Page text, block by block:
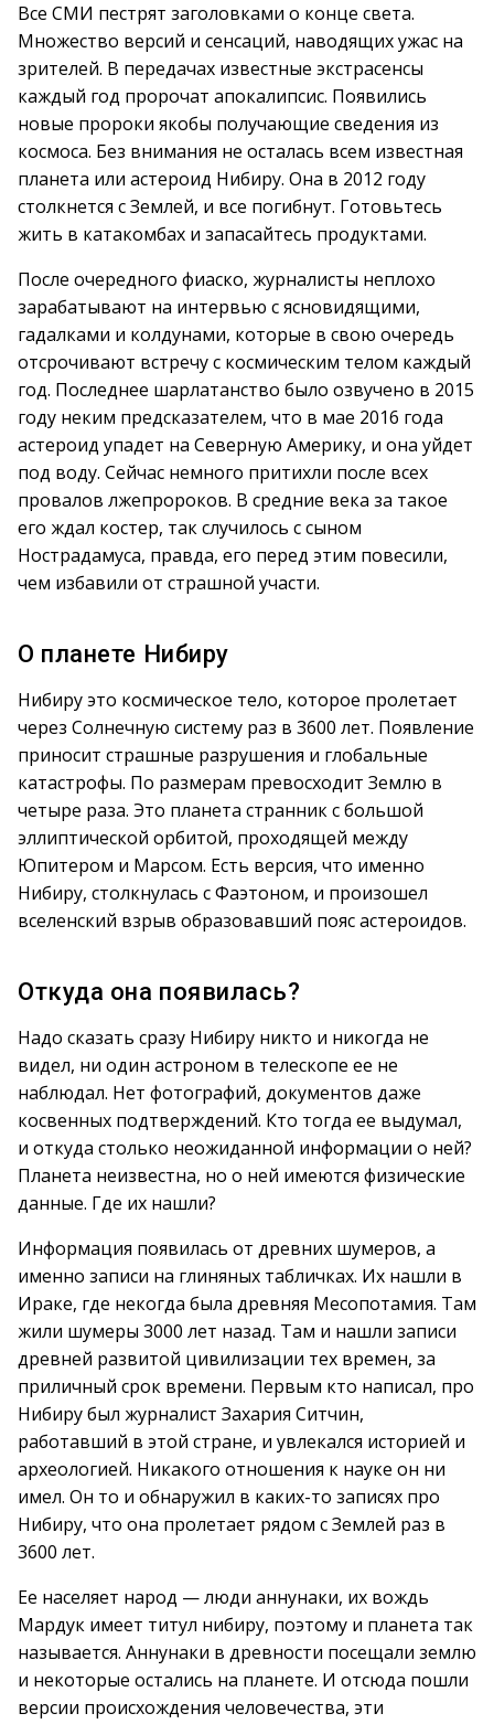
Все СМИ пестрят заголовками о конце света.
Множество версий и сенсаций, наводящих ужас на
зрителей. В передачах известные экстрасенсы
каждый год пророчат апокалипсис. Появились
новые пророки якобы получающие сведения из
космоса. Без внимания не осталась всем известная
планета или астероид Нибиру. Она в 2012 году
столкнется с Землей, и все погибнут. Готовьтесь
жить в катакомбах и запасайтесь продуктами.
После очередного фиаско, журналисты неплохо
зарабатывают на интервью с ясновидящими,
гадалками и колдунами, которые в свою очередь
отсрочивают встречу с космическим телом каждый
год. Последнее шарлатанство было озвучено в 2015
году неким предсказателем, что в мае 2016 года
астероид упадет на Северную Америку, и она уйдет
под воду. Сейчас немного притихли после всех
провалов лжепророков. В средние века за такое
его ждал костер, так случилось с сыном
Нострадамуса, правда, его перед этим повесили,
чем избавили от страшной участи.
О планете Нибиру
Нибиру это космическое тело, которое пролетает
через Солнечную систему раз в 3600 лет. Появление
приносит страшные разрушения и глобальные
катастрофы. По размерам превосходит Землю в
четыре раза. Это планета странник с большой
эллиптической орбитой, проходящей между
Юпитером и Марсом. Есть версия, что именно
Нибиру, столкнулась с Фаэтоном, и произошел
вселенский взрыв образовавший пояс астероидов.
Откуда она появилась?
Надо сказать сразу Нибиру никто и никогда не
видел, ни один астроном в телескопе ее не
наблюдал. Нет фотографий, документов даже
косвенных подтверждений. Кто тогда ее выдумал,
и откуда столько неожиданной информации о ней?
Планета неизвестна, но о ней имеются физические
данные. Где их нашли?
Информация появилась от древних шумеров, а
именно записи на глиняных табличках. Их нашли в
Ираке, где некогда была древняя Месопотамия. Там
жили шумеры 3000 лет назад. Там и нашли записи
древней развитой цивилизации тех времен, за
приличный срок времени. Первым кто написал, про
Нибиру был журналист Захария Ситчин,
работавший в этой стране, и увлекался историей и
археологией. Никакого отношения к науке он ни
имел. Он то и обнаружил в каких-то записях про
Нибиру, что она пролетает рядом с Землей раз в
3600 лет.
Ее населяет народ — люди аннунаки, их вождь
Мардук имеет титул нибиру, поэтому и планета так
называется. Аннунаки в древности посещали землю
и некоторые остались на планете. И отсюда пошли
версии происхождения человечества, эти